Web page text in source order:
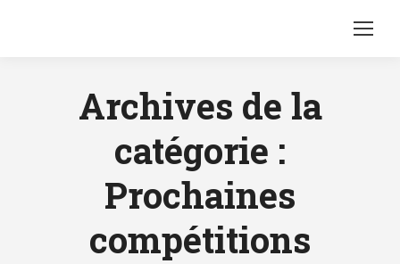
Archives de la
catégorie :
Prochaines
compétitions